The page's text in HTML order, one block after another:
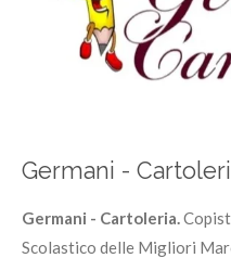
Germani -
Germani - Cartoleria.
Scolastico delle Migliori